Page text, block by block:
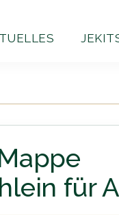
für